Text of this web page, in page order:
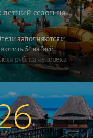
сезон на
заполняются и
5* на "всё
руб. на человека
Погода летняя -
а водичка в
В Кемере на